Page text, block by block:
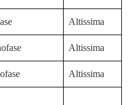
Altissima
Altissima
Altissima